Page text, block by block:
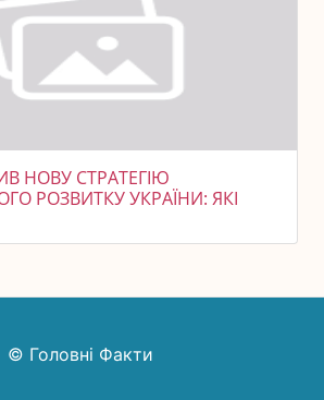
НОВУ СТРАТЕГІЮ
РОЗВИТКУ УКРАЇНИ: ЯКІ
© Головні Факти